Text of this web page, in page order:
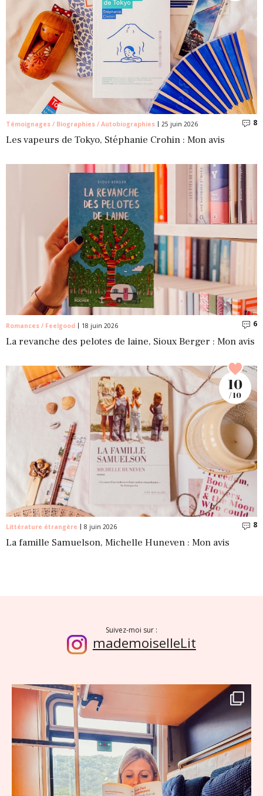
Témoignages / Biographies / Autobiographies 25 juin 2026 8
Les vapeurs de Tokyo, Stéphanie Crohin : Mon avis
Romances / Feelgood 18 juin 2026 6
La revanche des pelotes de laine, Sioux Berger : Mon avis
Littérature étrangère 8 juin 2026 8
La famille Samuelson, Michelle Huneven : Mon avis
10
/ 10
Suivez-moi sur :
mademoiselleLit